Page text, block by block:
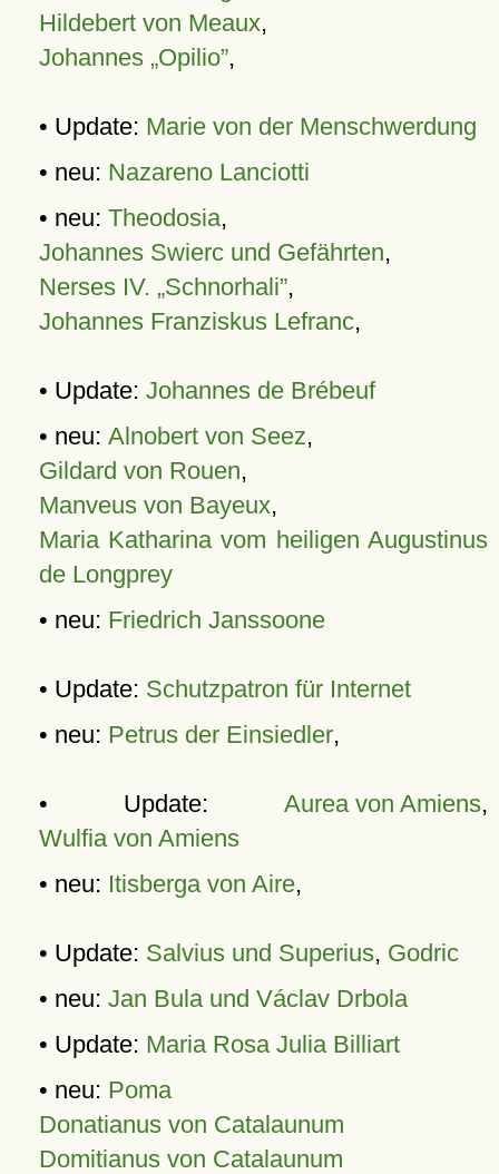
Hildebert von Meaux,
Johannes „Opilio”,
• Update: Marie von der Menschwerdung
• neu: Nazareno Lanciotti
• neu: Theodosia,
Johannes Swierc und Gefährten,
Nerses IV. „Schnorhali”,
Johannes Franziskus Lefranc,
• Update: Johannes de Brébeuf
• neu: Alnobert von Seez,
Gildard von Rouen,
Manveus von Bayeux,
Maria Katharina vom heiligen Augustinus
de Longprey
• neu: Friedrich Janssoone
• Update: Schutzpatron für Internet
• neu: Petrus der Einsiedler,
• Update: Aurea von Amiens,
Wulfia von Amiens
• neu: Itisberga von Aire,
• Update: Salvius und Superius, Godric
• neu: Jan Bula und Václav Drbola
• Update: Maria Rosa Julia Billiart
• neu: Poma
Donatianus von Catalaunum
Domitianus von Catalaunum